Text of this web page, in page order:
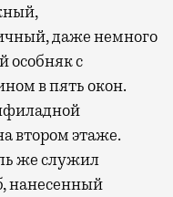
берет
ноутбук.
рестораны.
даже немного
особняк с
в пять окон.
втором этаже.
же служил
нанесенный